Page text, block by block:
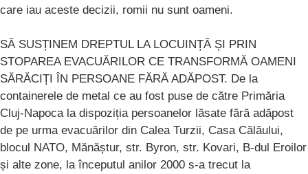
care iau aceste decizii, romii nu sunt oameni.
SĂ SUSȚINEM DREPTUL LA LOCUINȚĂ ȘI PRIN
STOPAREA EVACUĂRILOR CE TRANSFORMĂ OAMENI
SĂRĂCIȚI ÎN PERSOANE FĂRĂ ADĂPOST. De la
containerele de metal ce au fost puse de către Primăria
Cluj-Napoca la dispoziția persoanelor lăsate fără adăpost
de pe urma evacuărilor din Calea Turzii, Casa Călăului,
blocul NATO, Mănăștur, str. Byron, str. Kovari, B-dul Eroilor
și alte zone, la începutul anilor 2000 s-a trecut la